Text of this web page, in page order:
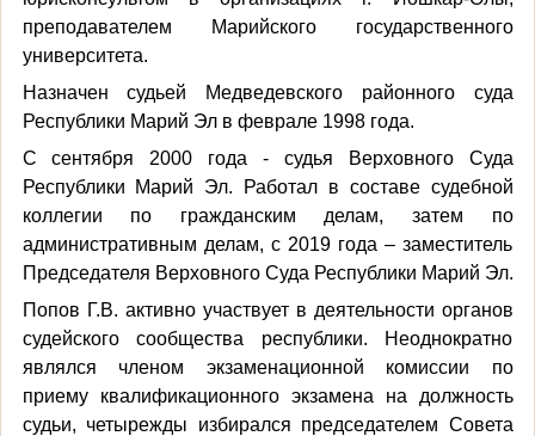
преподавателем Марийского государственного
университета.
Назначен судьей Медведевского районного суда
Республики Марий Эл в феврале 1998 года.
С сентября 2000 года - судья Верховного Суда
Республики Марий Эл. Работал в составе судебной
коллегии по гражданским делам, затем по
административным делам, с 2019 года – заместитель
Председателя Верховного Суда Республики Марий Эл.
Попов Г.В. активно участвует в деятельности органов
судейского сообщества республики. Неоднократно
являлся членом экзаменационной комиссии по
приему квалификационного экзамена на должность
судьи, четырежды избирался председателем Совета